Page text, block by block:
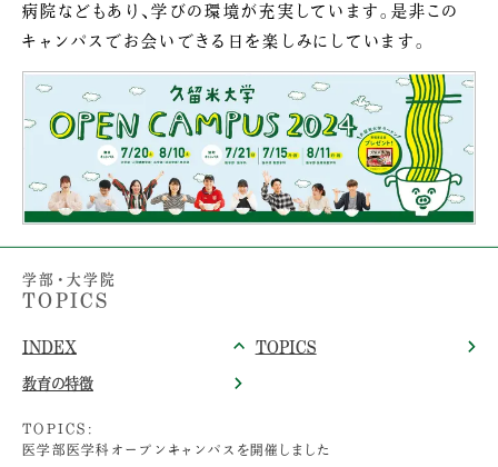
病院などもあり、学びの環境が充実しています。是非この
キャンパスでお会いできる日を楽しみにしています。
学部・大学院
TOPICS
INDEX TOPICS
教育の特徴
TOPICS:
医学部医学科オープンキャンパスを開催しました